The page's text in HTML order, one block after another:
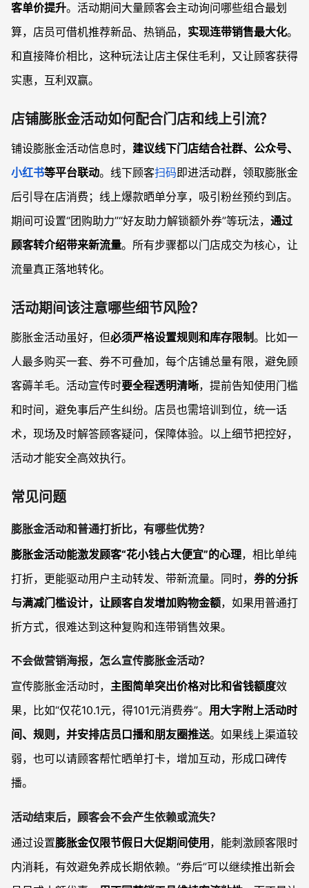
客单价提升。活动期间大量顾客会主动询问哪些组合最划
算，店员可借机推荐新品、热销品， 实现连带销售最大化。
和直接降价相比，这种玩法让店主保住毛利，又让顾客获得
实惠，互利双赢。
店铺膨胀金活动如何配合门店和线上引流？
铺设膨胀金活动信息时， 建议线下门店结合社群、公众号、
小红书等平台联动。线下顾客扫码即进活动群，领取膨胀金
后引导在店消费；线上爆款晒单分享，吸引粉丝预约到店。
期间可设置“团购助力”“好友助力解锁额外券”等玩法， 通过
顾客转介绍带来新流量。所有步骤都以门店成交为核心，让
流量真正落地转化。
活动期间该注意哪些细节风险？
膨胀金活动虽好，但必须严格设置规则和库存限制。比如一
人最多购买一套、券不可叠加，每个店铺总量有限，避免顾
客薅羊毛。活动宣传时要全程透明清晰，提前告知使用门槛
和时间，避免事后产生纠纷。店员也需培训到位，统一话
术，现场及时解答顾客疑问，保障体验。以上细节把控好，
活动才能安全高效执行。
常见问题
膨胀金活动和普通打折比，有哪些优势？
膨胀金活动能激发顾客“花小钱占大便宜”的心理，相比单纯
打折，更能驱动用户主动转发、带新流量。同时， 券的分拆
与满减门槛设计，让顾客自发增加购物金额，如果用普通打
折方式，很难达到这种复购和连带销售效果。
不会做营销海报，怎么宣传膨胀金活动？
宣传膨胀金活动时， 主图简单突出价格对比和省钱额度效
果，比如“仅花10.1元，得101元消费券”。 用大字附上活动时
间、规则，并安排店员口播和朋友圈推送。如果线上渠道较
弱，也可以请顾客帮忙晒单打卡，增加互动，形成口碑传
播。
活动结束后，顾客会不会产生依赖或流失？
通过设置膨胀金仅限节假日大促期间使用，能刺激顾客限时
内消耗，有效避免养成长期依赖。“券后”可以继续推出新会